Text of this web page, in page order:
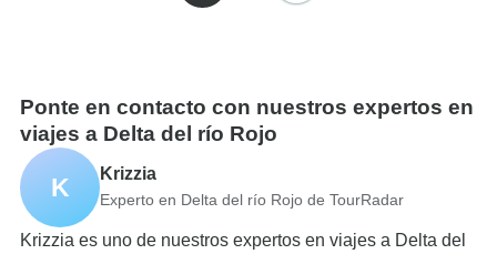
Ponte en contacto con nuestros expertos en
viajes a Delta del río Rojo
K Krizzia
Experto en Delta del río Rojo de TourRadar
Krizzia es uno de nuestros expertos en viajes a Delta del